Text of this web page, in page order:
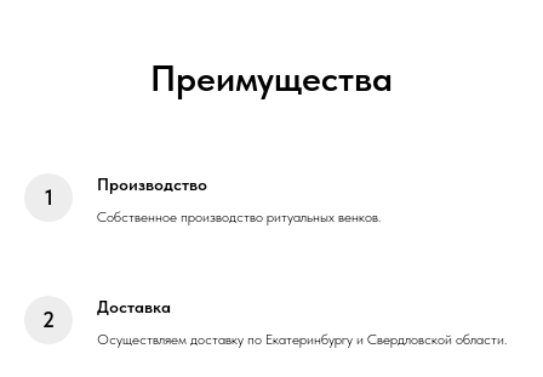
Преимущества
Производство
Собственное производство ритуальных венков.
Доставка
Осуществляем доставку по Екатеринбургу и Свердловской области.